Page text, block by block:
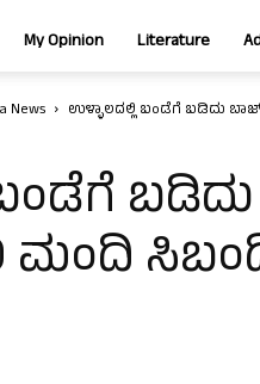
My Opinion Literature
News ಉಳ್ಳಾಲದಲ್ಲಿ ಬಂಡೆಗೆ ಬಡಿದು
ಮಂದಿ